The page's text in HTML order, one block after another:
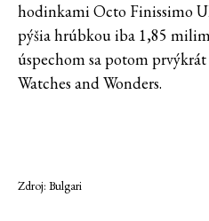
hodinkami Octo Finissimo
pýšia hrúbkou iba 1,85
úspechom sa potom
Watches and Wonders.
Zdroj: Bulgari